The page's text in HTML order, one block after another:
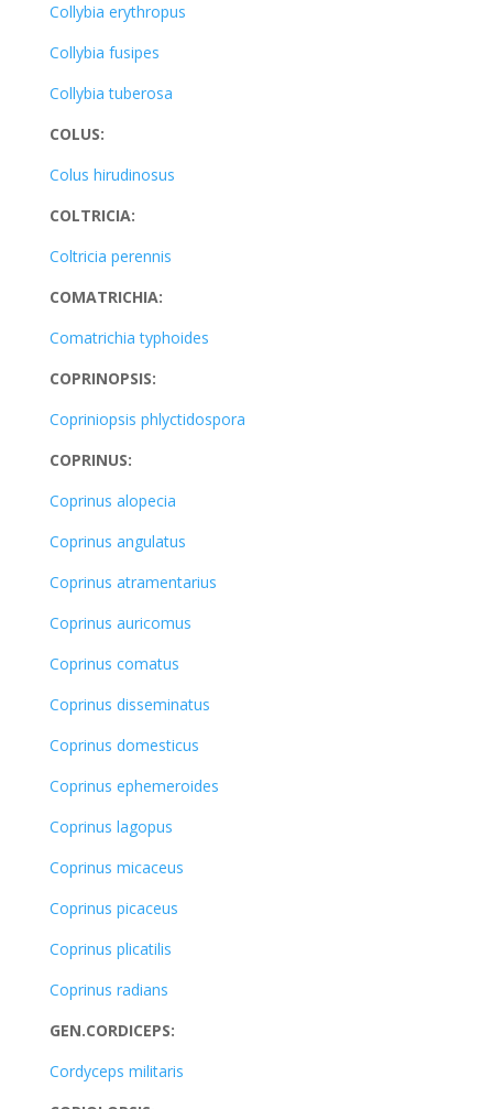
Collybia erythropus
Collybia fusipes
Collybia tuberosa
COLUS:
Colus hirudinosus
COLTRICIA:
Coltricia perennis
COMATRICHIA:
Comatrichia typhoides
COPRINOPSIS:
Copriniopsis phlyctidospora
COPRINUS:
Coprinus alopecia
Coprinus angulatus
Coprinus atramentarius
Coprinus auricomus
Coprinus comatus
Coprinus disseminatus
Coprinus domesticus
Coprinus ephemeroides
Coprinus lagopus
Coprinus micaceus
Coprinus picaceus
Coprinus plicatilis
Coprinus radians
GEN.CORDICEPS:
Cordyceps militaris